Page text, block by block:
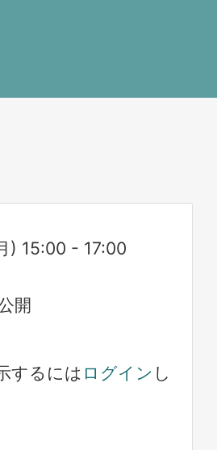
) 15:00 - 17:00
公開
するには ログイン し